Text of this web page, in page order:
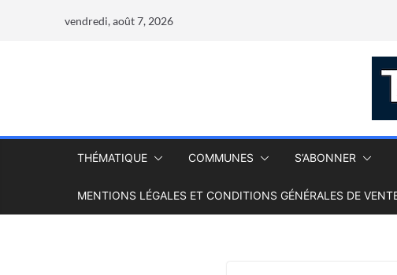
vendredi, août 7, 2026
THÉMATIQUE COMMUNES S’ABONNER
MENTIONS LÉGALES ET CONDITIONS GÉNÉRALES DE